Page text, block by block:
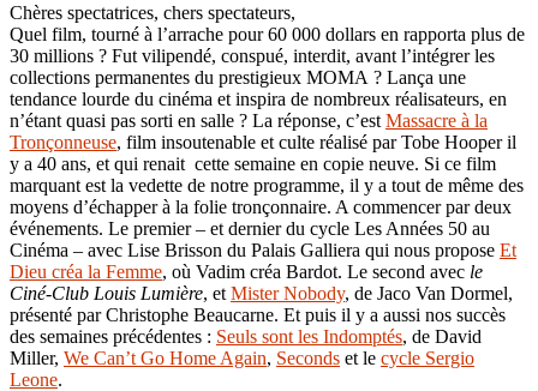
Chères spectatrices, chers spectateurs,
Quel film, tourné à l’arrache pour 60 000 dollars en rapporta plus de
30 millions ? Fut vilipendé, conspué, interdit, avant l’intégrer les
collections permanentes du prestigieux MOMA ? Lança une
tendance lourde du cinéma et inspira de nombreux réalisateurs, en
n’étant quasi pas sorti en salle ? La réponse, c’est Massacre à la
Tronçonneuse, film insoutenable et culte réalisé par Tobe Hooper il
y a 40 ans, et qui renait cette semaine en copie neuve. Si ce film
marquant est la vedette de notre programme, il y a tout de même des
moyens d’échapper à la folie tronçonnaire. A commencer par deux
événements. Le premier – et dernier du cycle Les Années 50 au
Cinéma – avec Lise Brisson du Palais Galliera qui nous propose Et
Dieu créa la Femme, où Vadim créa Bardot. Le second avec le
Ciné-Club Louis Lumière, et Mister Nobody, de Jaco Van Dormel,
présenté par Christophe Beaucarne. Et puis il y a aussi nos succès
des semaines précédentes : Seuls sont les Indomptés, de David
Miller, We Can’t Go Home Again, Seconds et le cycle Sergio
Leone.